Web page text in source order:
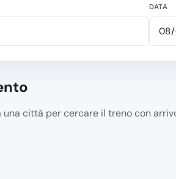
DATA
città per cercare il treno con